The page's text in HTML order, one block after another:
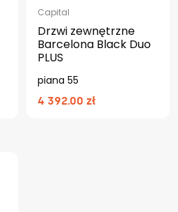
Capital
Drzwi zewnętrzne
Barcelona Black Duo
PLUS
piana 55
4 392.00 zł